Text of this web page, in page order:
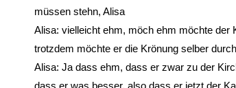
müssen stehn, Alisa
Alisa: vielleicht ehm, möch ehm möchte der
trotzdem möchte er die Krönung selber
Alisa: Ja dass ehm, dass er zwar zu der